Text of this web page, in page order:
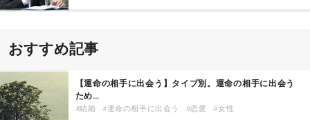
おすすめ記事
【運命の相手に出会う】タイプ別。運命の相手に出会う
ため…
結婚 運命の相手に出会う 恋愛 女性